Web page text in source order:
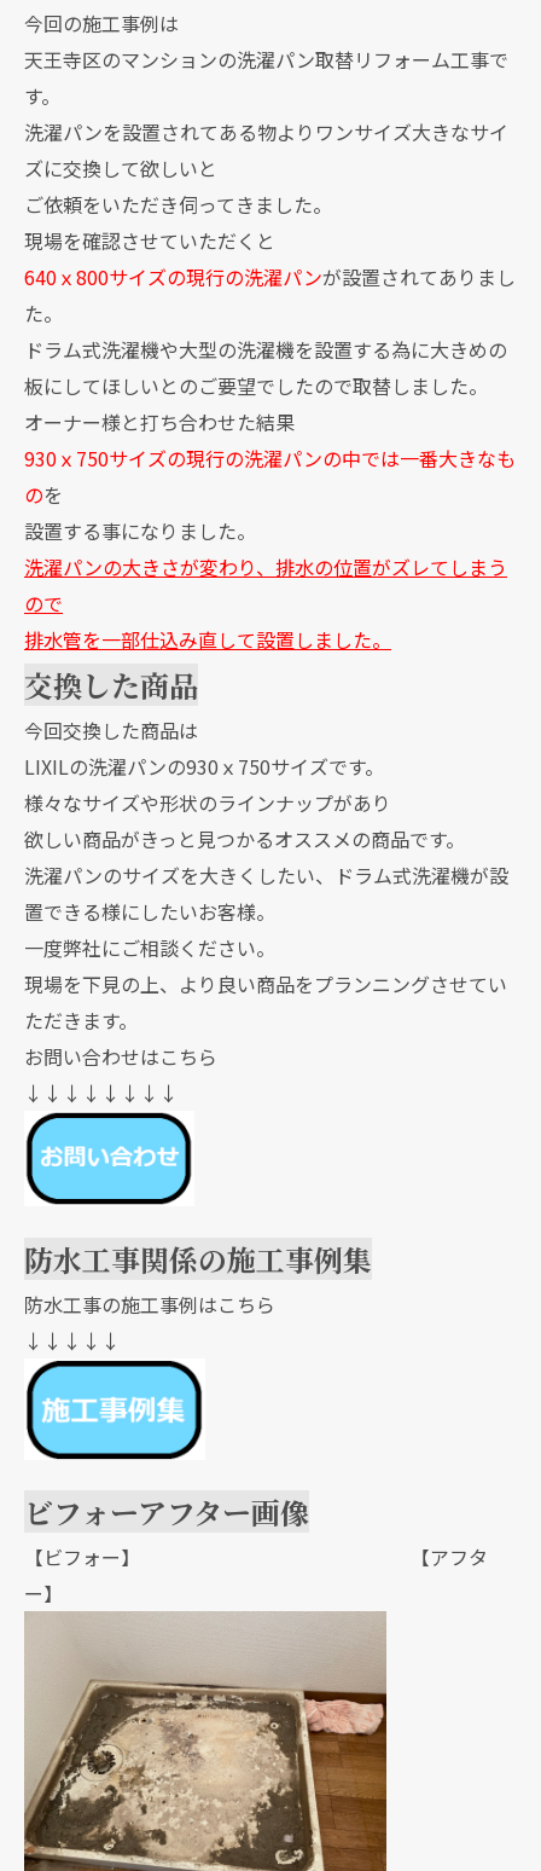
今回の施工事例は
天王寺区のマンションの洗濯パン取替リフォーム工事で
す。
洗濯パンを設置されてある物よりワンサイズ大きなサイ
ズに交換して欲しいと
ご依頼をいただき伺ってきました。
現場を確認させていただくと
640ｘ800サイズの現行の洗濯パンが設置されてありまし
た。
ドラム式洗濯機や大型の洗濯機を設置する為に大きめの
板にしてほしいとのご要望でしたので取替しました。
オーナー様と打ち合わせた結果
930ｘ750サイズの現行の洗濯パンの中では一番大きなも
のを
設置する事になりました。
洗濯パンの大きさが変わり、排水の位置がズレてしまう
ので
排水管を一部仕込み直して設置しました。
交換した商品
今回交換した商品は
LIXILの洗濯パンの930ｘ750サイズです。
様々なサイズや形状のラインナップがあり
欲しい商品がきっと見つかるオススメの商品です。
洗濯パンのサイズを大きくしたい、ドラム式洗濯機が設
置できる様にしたいお客様。
一度弊社にご相談ください。
現場を下見の上、より良い商品をプランニングさせてい
ただきます。
お問い合わせはこちら
↓↓↓↓↓↓↓↓
防水工事関係の施工事例集
防水工事の施工事例はこちら
↓↓↓↓↓
ビフォーアフター画像
【ビフォー】 【アフタ
ー】